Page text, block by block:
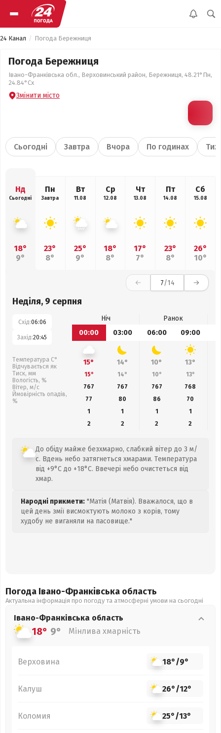
24 Канал Погода Бережниця
Погода Бережниця
Івано-Франківська обл., Верховинський район, Бережниця, 48.21°Пн,
24.84°Сх
Змінити місто
Сьогодні Завтра Вчора По годинах
Нд
Сьогодні
18°
9°
Пн
Завтра
23°
8°
Вт
11.08
25°
9°
Ср
12.08
18°
8°
Чт
13.08
17°
7°
Пт
14.08
23°
8°
Сб
15.08
26°
10°
7/14
Неділя, 9 серпня
Схід:06:06
Захід:20:45
Температура С°
Відчувається як
Тиск, мм
Вологість, %
Вітер, м/с
Ймовірність опадів,
%
Ніч
Ранок
00:00
03:00 06:00 09:00
15° 14° 10° 13°
15° 14° 10° 13°
767
767 767 768
77
80 86 70
1
1 1
1
2
2 2 2
До обіду майже безхмарно, слабкий вітер до 3 м/
с. Вдень небо затягнеться хмарами. Температура
від +9°C до +18°C. Ввечері небо очистеться від
хмар.
Народні прикмети: "Матія (Матвія). Вважалося, що в
цей день змії висмоктують молоко з корів, тому
худобу не виганяли на пасовище."
Погода Івано-Франківська область
Актуальна інформація про погоду та атмосферні умови на сьогодні
Івано-Франківська область
18° 9° Мінлива хмарність
Верховина 18°/9°
Калуш 26°/12°
Коломия 25°/13°